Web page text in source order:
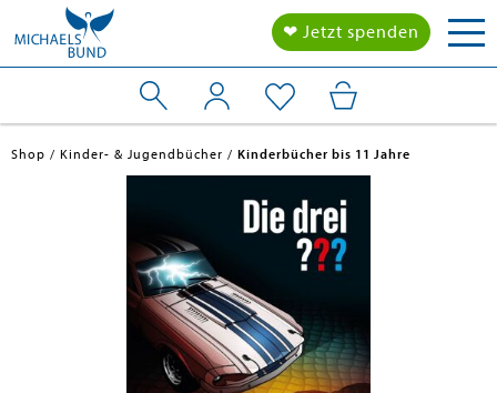
❤ Jetzt spenden
Shop Kinder- & Jugendbücher Kinderbücher bis 11 Jahre